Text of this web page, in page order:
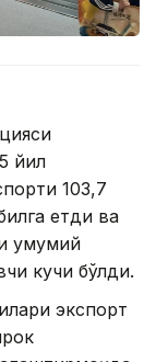
йил
103,7
етди ва
умумий
кучи бўлди.
экспорт